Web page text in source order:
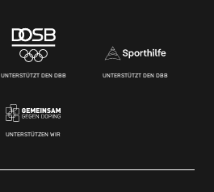
UNTERSTÜTZT DEN DBB UNTERSTÜTZT DEN DBB
UNTERSTÜTZEN WIR